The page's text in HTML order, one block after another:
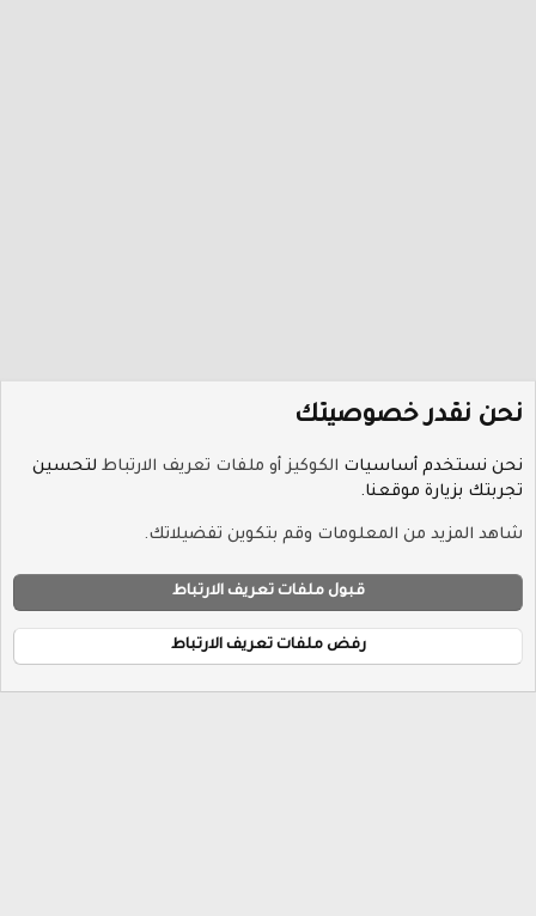
سياسة الخصوصية
الرئيسية
S
®
نحن نقدر خصوصيتك
نحن نستخدم أساسيات الكوكيز أو ملفات تعريف الارتباط لتحسين
تجربتك بزيارة موقعنا.
شاهد المزيد من المعلومات وقم بتكوين تفضيلاتك.
قبول ملفات تعريف الارتباط
رفض ملفات تعريف الارتباط